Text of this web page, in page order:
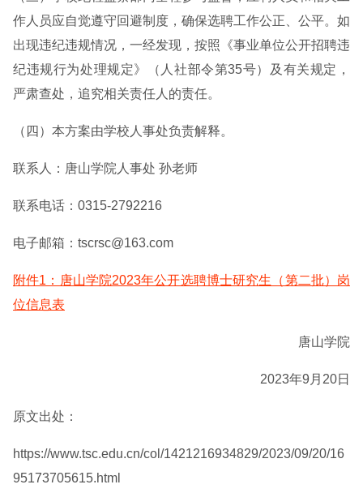
作人员应自觉遵守回避制度，确保选聘工作公正、公平。如
出现违纪违规情况，一经发现，按照《事业单位公开招聘违
纪违规行为处理规定》（人社部令第35号）及有关规定，
严肃查处，追究相关责任人的责任。
（四）本方案由学校人事处负责解释。
联系人：唐山学院人事处 孙老师
联系电话：0315-2792216
电子邮箱：tscrsc@163.com
附件1：唐山学院2023年公开选聘博士研究生（第二批）岗
位信息表
唐山学院
2023年9月20日
原文出处：
https://www.tsc.edu.cn/col/1421216934829/2023/09/20/16
95173705615.html